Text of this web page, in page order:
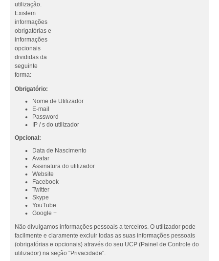
utilização.
Existem
informações
obrigatórias e
informações
opcionais
divididas da
seguinte
forma:
Obrigatório:
Nome de Utilizador
E-mail
Password
IP / s do utilizador
Opcional:
Data de Nascimento
Avatar
Assinatura do utilizador
Website
Facebook
Twitter
Skype
YouTube
Google +
Não divulgamos informações pessoais a terceiros. O utilizador pode
facilmente e claramente excluir todas as suas informações pessoais
(obrigatórias e opcionais) através do seu UCP (Painel de Controle do
utilizador) na seção "Privacidade".